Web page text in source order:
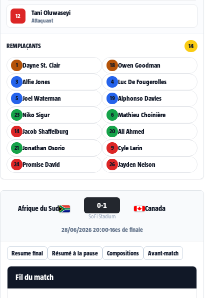
12 Tani Oluwaseyi
Attaquant
REMPLAÇANTS 14
1 Dayne St. Clair 18 Owen Goodman
3 Alfie Jones 4 Luc De Fougerolles
5 Joel Waterman 19 Alphonso Davies
23 Niko Sigur 6 Mathieu Choinière
14 Jacob Shaffelburg 20 Ali Ahmed
21 Jonathan Osorio 9 Cyle Larin
24 Promise David 26 Jayden Nelson
Afrique du Sud 0-1
SoFi Stadium
Canada
28/06/2026 20:00·16es de finale
Resume final Résumé à la pause Compositions Avant-match
Fil du match